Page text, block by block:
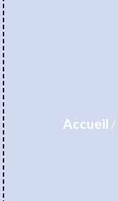
Accueil /